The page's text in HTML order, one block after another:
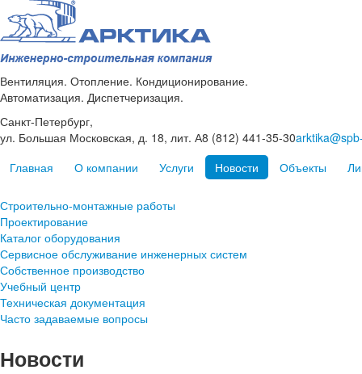
Вентиляция. Отопление. Кондиционирование.
Автоматизация. Диспетчеризация.
Санкт-Петербург,
ул. Большая Московская, д. 18, лит. А8 (812) 441-35-30
Главная
О компании Услуги Новости Объекты
Строительно-монтажные работы
Проектирование
Каталог оборудования
Сервисное обслуживание инженерных систем
Собственное производство
Учебный центр
Техническая документация
Часто задаваемые вопросы
Новости